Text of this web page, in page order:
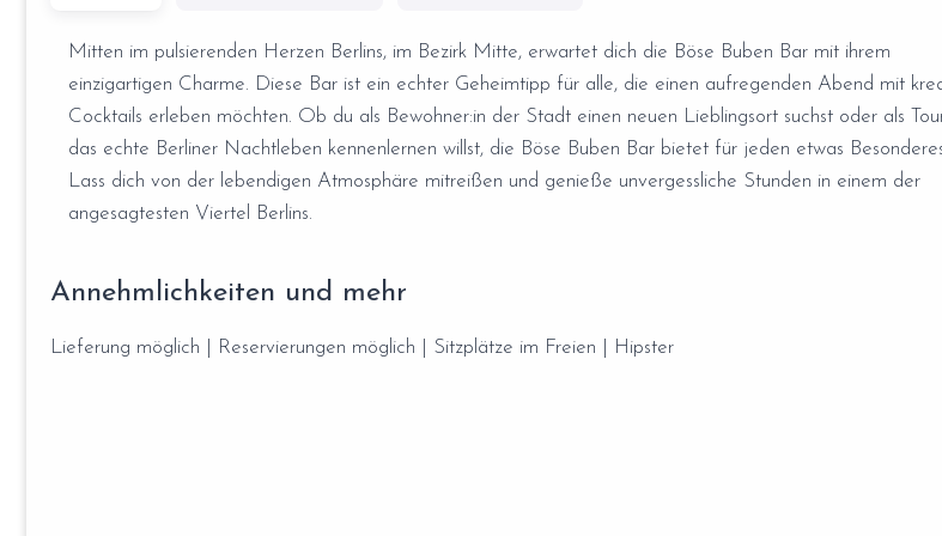
Mitten im pulsierenden Herzen Berlins, im Bezirk Mitte, erwartet dich die Böse Buben Bar mit ihrem
einzigartigen Charme. Diese Bar ist ein echter Geheimtipp für alle, die einen aufregenden Abend mit
Cocktails erleben möchten. Ob du als Bewohner:in der Stadt einen neuen Lieblingsort suchst oder als
das echte Berliner Nachtleben kennenlernen willst, die Böse Buben Bar bietet für jeden etwas
Lass dich von der lebendigen Atmosphäre mitreißen und genieße unvergessliche Stunden in einem der
angesagtesten Viertel Berlins.
Annehmlichkeiten und mehr
Lieferung möglich | Reservierungen möglich | Sitzplätze im Freien | Hipster